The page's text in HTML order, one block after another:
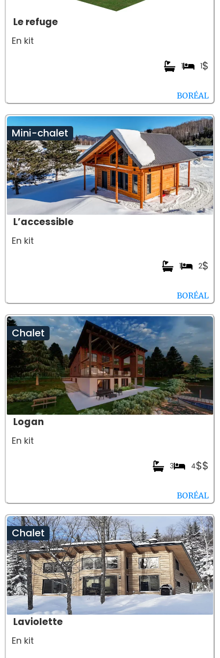
Le refuge
En kit
$
1
1
BORÉAL
Mini-chalet
L’accessible
En kit
$
2
1
BORÉAL
Chalet
Logan
En kit
$$
4
3
BORÉAL
Chalet
Laviolette
En kit